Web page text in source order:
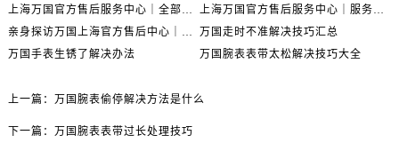
万国走时不准解决技巧汇总
万国手表生锈了解决办法
万国腕表表带太松解决技巧大全
上一篇： 万国腕表偷停解决方法是什么
下一篇： 万国腕表表带过长处理技巧